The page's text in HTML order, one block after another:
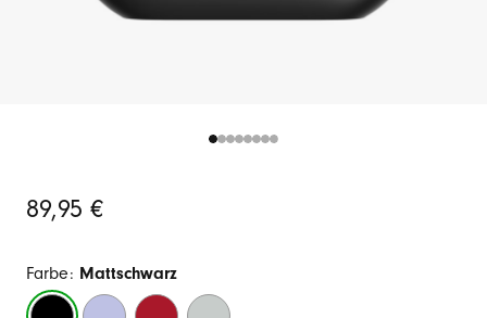
Ursprünglicher
Preis
89,95 €
Farbe: Mattschwarz
MattschwarzPolarviolettTransparent-
Sturmgrau